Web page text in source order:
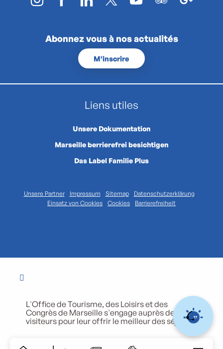
Abonnez vous à nos actualités
M'inscrire
Liens utiles
Unsere Dokumentation
Marseille berrierefrei besichtigen
Das Label Familie Plus
Unsere Partner Impressum Sitemap
Datenschutzerklärung
Einsatz von Cookies
Cookies Barrierefreiheit
L'Office de Tourisme, des Loisirs et des
Congrès de Marseille s'engage auprès de ses
visiteurs pour leur offrir le meilleur des séjours.